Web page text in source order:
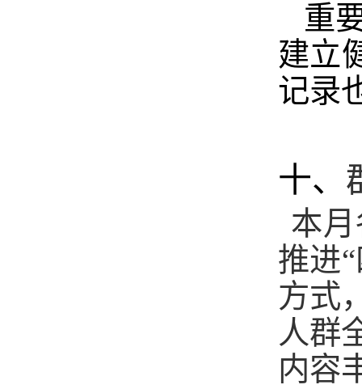
重
建立
记录
十、
本
推进
方式
人群
内容